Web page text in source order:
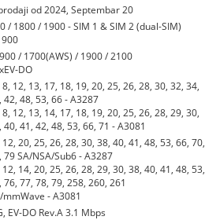
od 2024, Septembar 20
/ 1800 / 1900 - SIM 1 & SIM 2 (dual-SIM)
/ 1700(AWS) / 1900 / 2100
DO
8, 12, 13, 17, 18, 19, 20, 25, 26, 28, 30, 32, 34,
42, 48, 53, 66 - A3287
8, 12, 13, 14, 17, 18, 19, 20, 25, 26, 28, 29, 30,
40, 41, 42, 48, 53, 66, 71 - A3081
12, 20, 25, 26, 28, 30, 38, 40, 41, 48, 53, 66, 70,
79 SA/NSA/Sub6 - A3287
12, 14, 20, 25, 26, 28, 29, 30, 38, 40, 41, 48, 53,
76, 77, 78, 79, 258, 260, 261
- A3081
EV-DO Rev.A 3.1 Mbps